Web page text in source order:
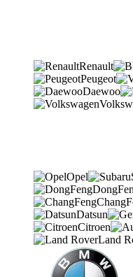
Renault
Peugeot
Daewoo
Opel
Datsun
Citroen
Land